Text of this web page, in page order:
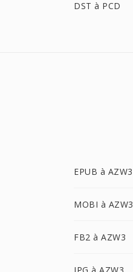
DST à PCD
EPUB à AZW3
MOBI à AZW3
FB2 à AZW3